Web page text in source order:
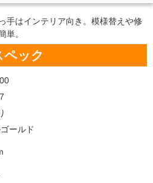
手はインテリア向き。模様替えや修
単。
ペック
ールド